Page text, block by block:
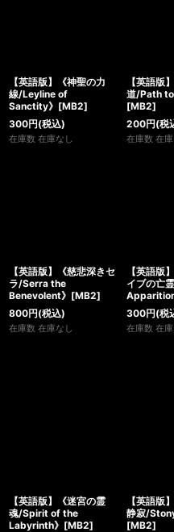
【英語版】《神聖の力
線/Leyline of
Sanctity》[MB2]
300円(税込)
在庫数 在庫なし
【英語版
道/Path to
[MB2]
200円(税
在庫数 在庫
【英語版】《慈悲深きセ
ラ/Serra the
Benevolent》[MB2]
800円(税込)
在庫数 在庫なし
【英語版
イブの亡
300円(税
在庫数 在庫
【英語版】《迷宮の霊
魂/Spirit of the
Labyrinth》[MB2]
【英語版
静寂/
[MB2]